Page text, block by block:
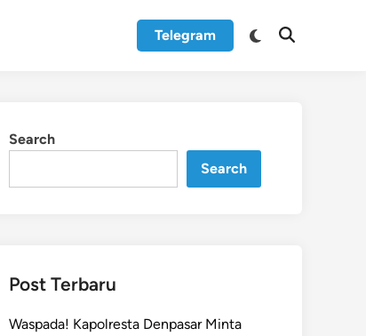
Telegram
Switch
Open
Search
Search
Post Terbaru
Waspada! Kapolresta Denpasar Minta